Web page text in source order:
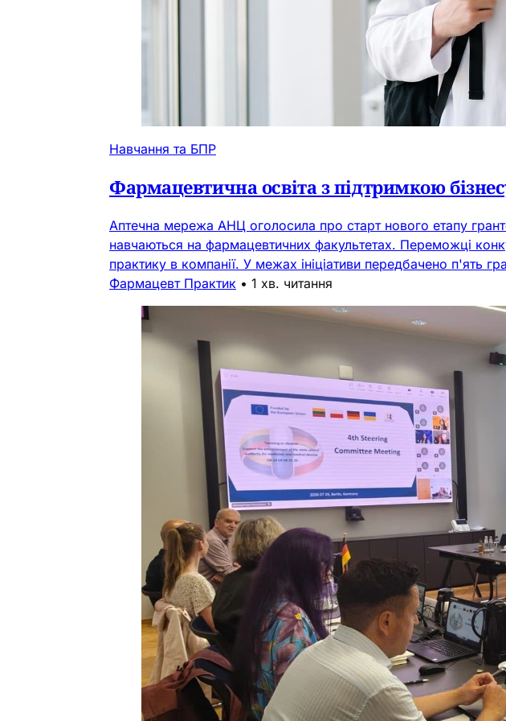
Навчання та БПР
Фармацевтична освіта з підтримкою
Аптечна мережа АНЦ оголосила про старт нового етапу
навчаються на фармацевтичних факультетах. Переможці
практику в компанії. У межах ініціативи передбачено п'ять
Фармацевт Практик • 1 хв. читання